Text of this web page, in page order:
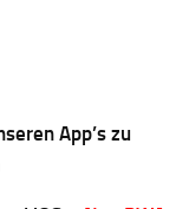
App’s zu